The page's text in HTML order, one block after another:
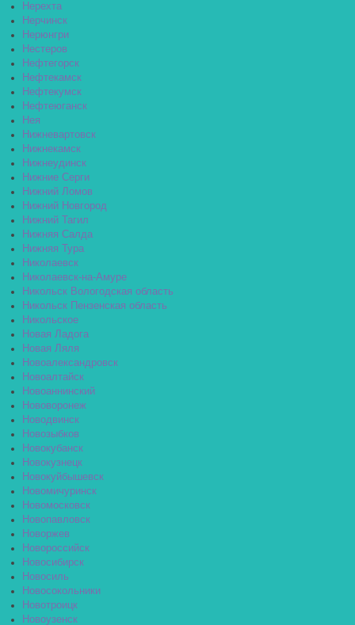
Нерехта
Нерчинск
Нерюнгри
Нестеров
Нефтегорск
Нефтекамск
Нефтекумск
Нефтеюганск
Нея
Нижневартовск
Нижнекамск
Нижнеудинск
Нижние Серги
Нижний Ломов
Нижний Новгород
Нижний Тагил
Нижняя Салда
Нижняя Тура
Николаевск
Николаевск-на-Амуре
Никольск Вологодская область
Никольск Пензенская область
Никольское
Новая Ладога
Новая Ляля
Новоалександровск
Новоалтайск
Новоаннинский
Нововоронеж
Новодвинск
Новозыбков
Новокубанск
Новокузнецк
Новокуйбышевск
Новомичуринск
Новомосковск
Новопавловск
Новоржев
Новороссийск
Новосибирск
Новосиль
Новосокольники
Новотроицк
Новоузенск